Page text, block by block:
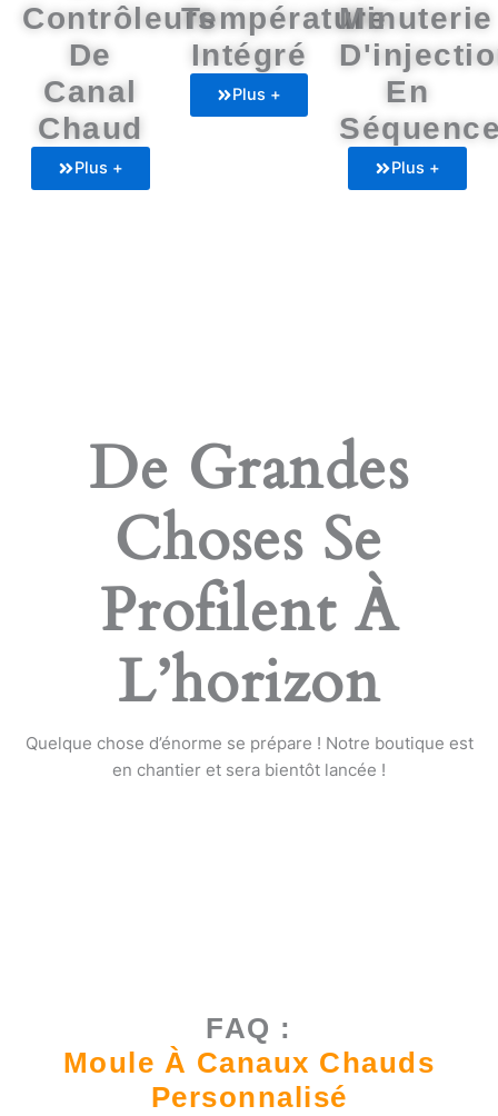
Contrôleurs
De
Canal
Chaud
Plus +
Température
Intégré
Plus +
Minuterie
En
Plus +
De Grandes
Choses Se
Profilent À
L’horizon
Quelque chose d’énorme se prépare ! Notre boutique est
en chantier et sera bientôt lancée !
FAQ :
Moule À Canaux Chauds
Personnalisé